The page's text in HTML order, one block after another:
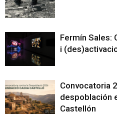
Fermín Sales:
i
Convocatoria
despoblación
Castellón